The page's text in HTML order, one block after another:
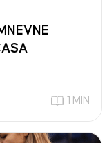
1 MIN